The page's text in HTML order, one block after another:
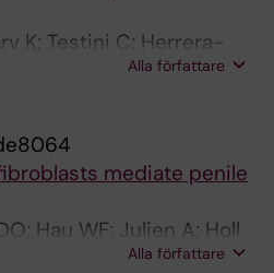
K; Testini C; Herrera-
A; Malaquias M;
M
Alla författare
mediate penile
Hau WF; Julien A; Holl
Savant S; Vagesjo E;
Alla författare